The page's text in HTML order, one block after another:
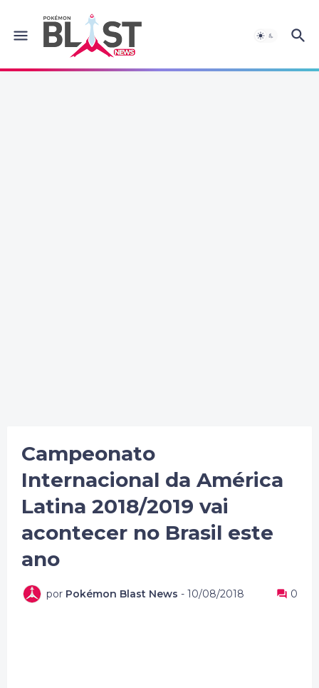
Campeonato
Internacional da América
Latina 2018/2019 vai
acontecer no Brasil este
ano
por Pokémon Blast News - 10/08/2018 0